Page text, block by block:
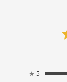
★ 5